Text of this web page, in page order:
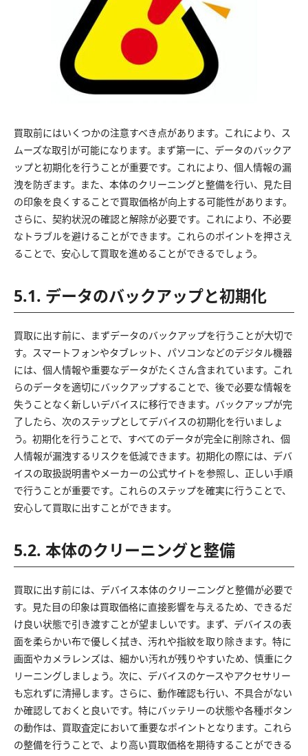
買取前にはいくつかの注意すべき点があります。これにより、ス
ムーズな取引が可能になります。まず第一に、データのバックア
ップと初期化を行うことが重要です。これにより、個人情報の漏
洩を防ぎます。また、本体のクリーニングと整備を行い、見た目
の印象を良くすることで買取価格が向上する可能性があります。
さらに、契約状況の確認と解除が必要です。これにより、不必要
なトラブルを避けることができます。これらのポイントを押さえ
ることで、安心して買取を進めることができるでしょう。
5.1. データのバックアップと初期化
買取に出す前に、まずデータのバックアップを行うことが大切で
す。スマートフォンやタブレット、パソコンなどのデジタル機器
には、個人情報や重要なデータがたくさん含まれています。これ
らのデータを適切にバックアップすることで、後で必要な情報を
失うことなく新しいデバイスに移行できます。バックアップが完
了したら、次のステップとしてデバイスの初期化を行いましょ
う。初期化を行うことで、すべてのデータが完全に削除され、個
人情報が漏洩するリスクを低減できます。初期化の際には、デバ
イスの取扱説明書やメーカーの公式サイトを参照し、正しい手順
で行うことが重要です。これらのステップを確実に行うことで、
安心して買取に出すことができます。
5.2. 本体のクリーニングと整備
買取に出す前には、デバイス本体のクリーニングと整備が必要で
す。見た目の印象は買取価格に直接影響を与えるため、できるだ
け良い状態で引き渡すことが望ましいです。まず、デバイスの表
面を柔らかい布で優しく拭き、汚れや指紋を取り除きます。特に
画面やカメラレンズは、細かい汚れが残りやすいため、慎重にク
リーニングしましょう。次に、デバイスのケースやアクセサリー
も忘れずに清掃します。さらに、動作確認も行い、不具合がない
か確認しておくと良いです。特にバッテリーの状態や各種ボタン
の動作は、買取査定において重要なポイントとなります。これら
の整備を行うことで、より高い買取価格を期待することができる